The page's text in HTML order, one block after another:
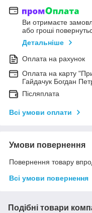
Ви отримаєте
або гроші
Детальніше
Оплата на рахунок
Оплата на карту
Гайдачук Богдан
Післяплата
Всі умови оплати
Умови повернення
Повернення товару
Всі умови повернення
Подібні товари